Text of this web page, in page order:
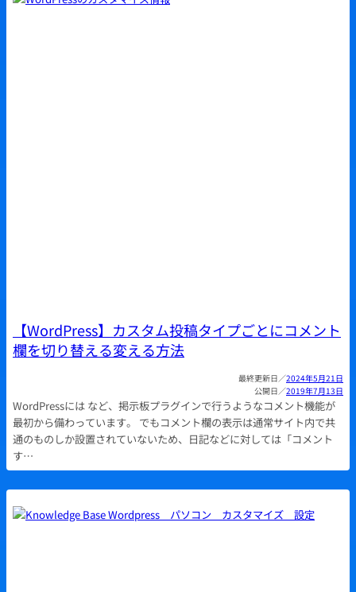
【WordPress】カスタム投稿タイプごとにコメント
欄を切り替える変える方法
2024年5月21日
2019年7月13日
WordPressには など、掲示板プラグインで行うようなコメント機能が
最初から備わっています。 でもコメント欄の表示は通常サイト内で共
通のものしか設置されていないため、日記などに対しては「コメント
す…